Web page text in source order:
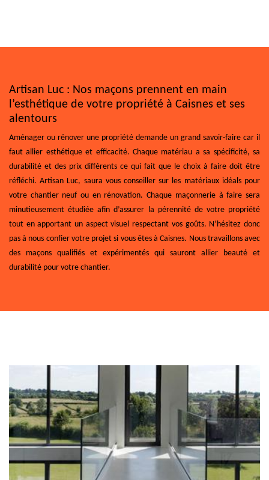
Artisan Luc : Nos maçons prennent en main
l’esthétique de votre propriété à Caisnes et ses
alentours
Aménager ou rénover une propriété demande un grand savoir-faire car il
faut allier esthétique et efficacité. Chaque matériau a sa spécificité, sa
durabilité et des prix différents ce qui fait que le choix à faire doit être
réfléchi. Artisan Luc, saura vous conseiller sur les matériaux idéals pour
votre chantier neuf ou en rénovation. Chaque maçonnerie à faire sera
minutieusement étudiée afin d’assurer la pérennité de votre propriété
tout en apportant un aspect visuel respectant vos goûts. N’hésitez donc
pas à nous confier votre projet si vous êtes à Caisnes. Nous travaillons avec
des maçons qualifiés et expérimentés qui sauront allier beauté et
durabilité pour votre chantier.